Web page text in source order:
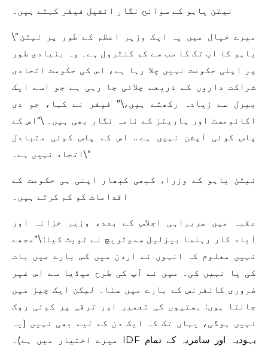
نیتن یاہو کے سوانح نگار انشیل فیفر کہتے ہیں۔
\”میرے خیال میں یہ ایک وزیر اعظم کے طور پر نیتن
یاہو کا اب تک کا سب سے کم کنٹرول ہے۔ وہ بنیادی طور
پر اپنی حکومت نہیں چلا رہا ہے، اس کی حکومت اتحادی
شراکت داروں کے ذریعے چلائی جا رہی ہے جو اسے ایک
بیرل سے زیادہ رکھتے ہیں،\” فیفر نے کہا، جو دی
اکانومسٹ اور ہاریٹز کے نامہ نگار بھی ہیں۔ \”اس کے
پاس کوئی آپشن نہیں ہے… اس کے پاس کوئی متبادل
اتحاد نہیں ہے۔\”
نیتن یاہو کے وزراء کبھی کبھار اپنی ہی حکومت کے
اقدامات کو کم کرتے ہیں۔
عقبہ میں سربراہی اجلاس کے بعد، وزیر خزانہ اور
آباد کار رہنما بیزلیل سموٹریچ نے ٹویٹ کیا: \”مجھے
نہیں معلوم کہ انہوں نے اردن میں کس بارے میں بات
کی یا نہیں کی۔ میں نے آپ کی طرح میڈیا سے اس غیر
ضروری کانفرنس کے بارے میں سنا۔ لیکن ایک چیز میں
جانتا ہوں: بستیوں کی تعمیر اور ترقی پر کوئی روک
نہیں ہوگی، یہاں تک کہ ایک دن کے لیے بھی نہیں (یہ
میرے اختیار میں ہے)۔ IDF یہودیہ اور سامریہ کے تمام